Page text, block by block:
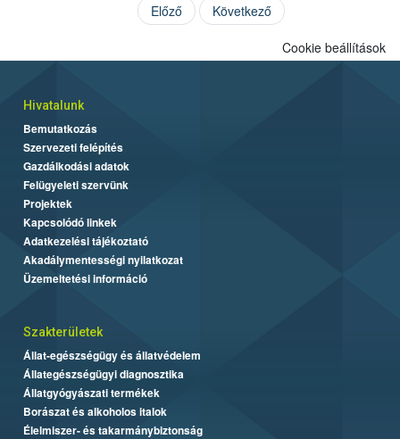
Előző Következő
Cookie beállítások
Hivatalunk
Bemutatkozás
Szervezeti felépítés
Gazdálkodási adatok
Felügyeleti szervünk
Projektek
Kapcsolódó linkek
Adatkezelési tájékoztató
Akadálymentességi nyilatkozat
Üzemeltetési információ
Szakterületek
Állat-egészségügy és állatvédelem
Állategészségügyi diagnosztika
Állatgyógyászati termékek
Borászat és alkoholos italok
Élelmiszer- és takarmánybiztonság